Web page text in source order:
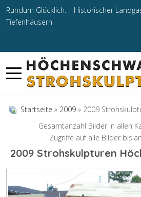
Rundum Glücklich. | Historischer
Tiefenhäusern
Startseite » 2009 » 2009
Gesamtanzahl Bilder in allen
Zugriffe auf alle Bilder
2009 Strohskulpturen